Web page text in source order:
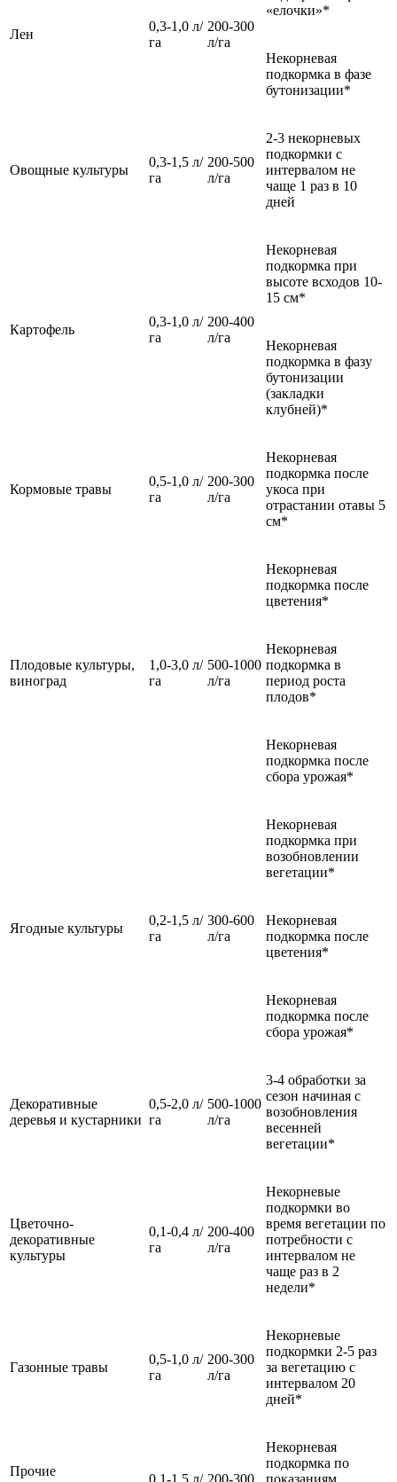
Лен
0,3-1,0 л/
га
200-300
л/га
«елочки»*
Некорневая
подкормка в фазе
бутонизации*
Овощные культуры
0,3-1,5 л/
га
200-500
л/га
2-3 некорневых
подкормки с
интервалом не
чаще 1 раз в 10
дней
Картофель
0,3-1,0 л/
га
200-400
л/га
Некорневая
подкормка при
высоте всходов 10-
15 см*
Некорневая
подкормка в фазу
бутонизации
(закладки
клубней)*
Кормовые травы
0,5-1,0 л/
га
200-300
л/га
Некорневая
подкормка после
укоса при
отрастании отавы 5
см*
Плодовые культуры,
виноград
1,0-3,0 л/
га
500-1000
л/га
Некорневая
подкормка после
цветения*
Некорневая
подкормка в
период роста
плодов*
Некорневая
подкормка после
сбора урожая*
Ягодные культуры
0,2-1,5 л/
га
300-600
л/га
Некорневая
подкормка при
возобновлении
вегетации*
Некорневая
подкормка после
цветения*
Некорневая
подкормка после
сбора урожая*
Декоративные
деревья и кустарники
0,5-2,0 л/
га
500-1000
л/га
3-4 обработки за
сезон начиная с
возобновления
весенней
вегетации*
Цветочно-
декоративные
культуры
0,1-0,4 л/
га
200-400
л/га
Некорневые
подкормки во
время вегетации по
потребности с
интервалом не
чаще раз в 2
недели*
Газонные травы
0,5-1,0 л/
га
200-300
л/га
Некорневые
подкормки 2-5 раз
за вегетацию с
интервалом 20
дней*
Прочие
0,1-1,5 л/ 200-300
Некорневая
подкормка по
показаниям